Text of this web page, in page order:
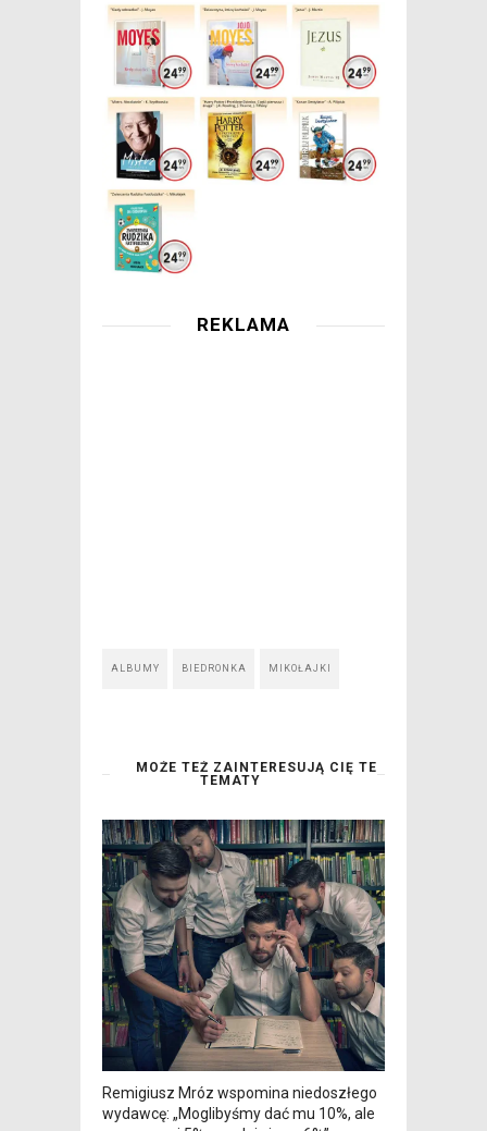
REKLAMA
ALBUMY BIEDRONKA MIKOŁAJKI
MOŻE TEŻ ZAINTERESUJĄ CIĘ TE
TEMATY
Remigiusz Mróz wspomina niedoszłego
wydawcę: „Moglibyśmy dać mu 10%, ale